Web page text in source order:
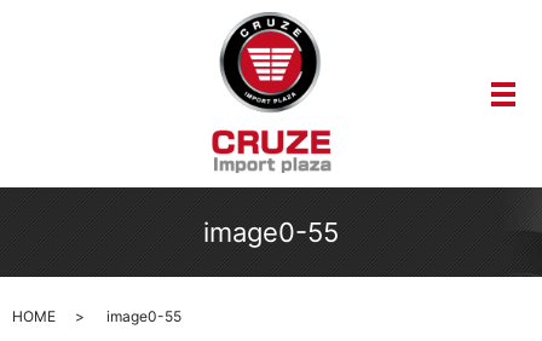
メ
image0-55
HOME image0-55